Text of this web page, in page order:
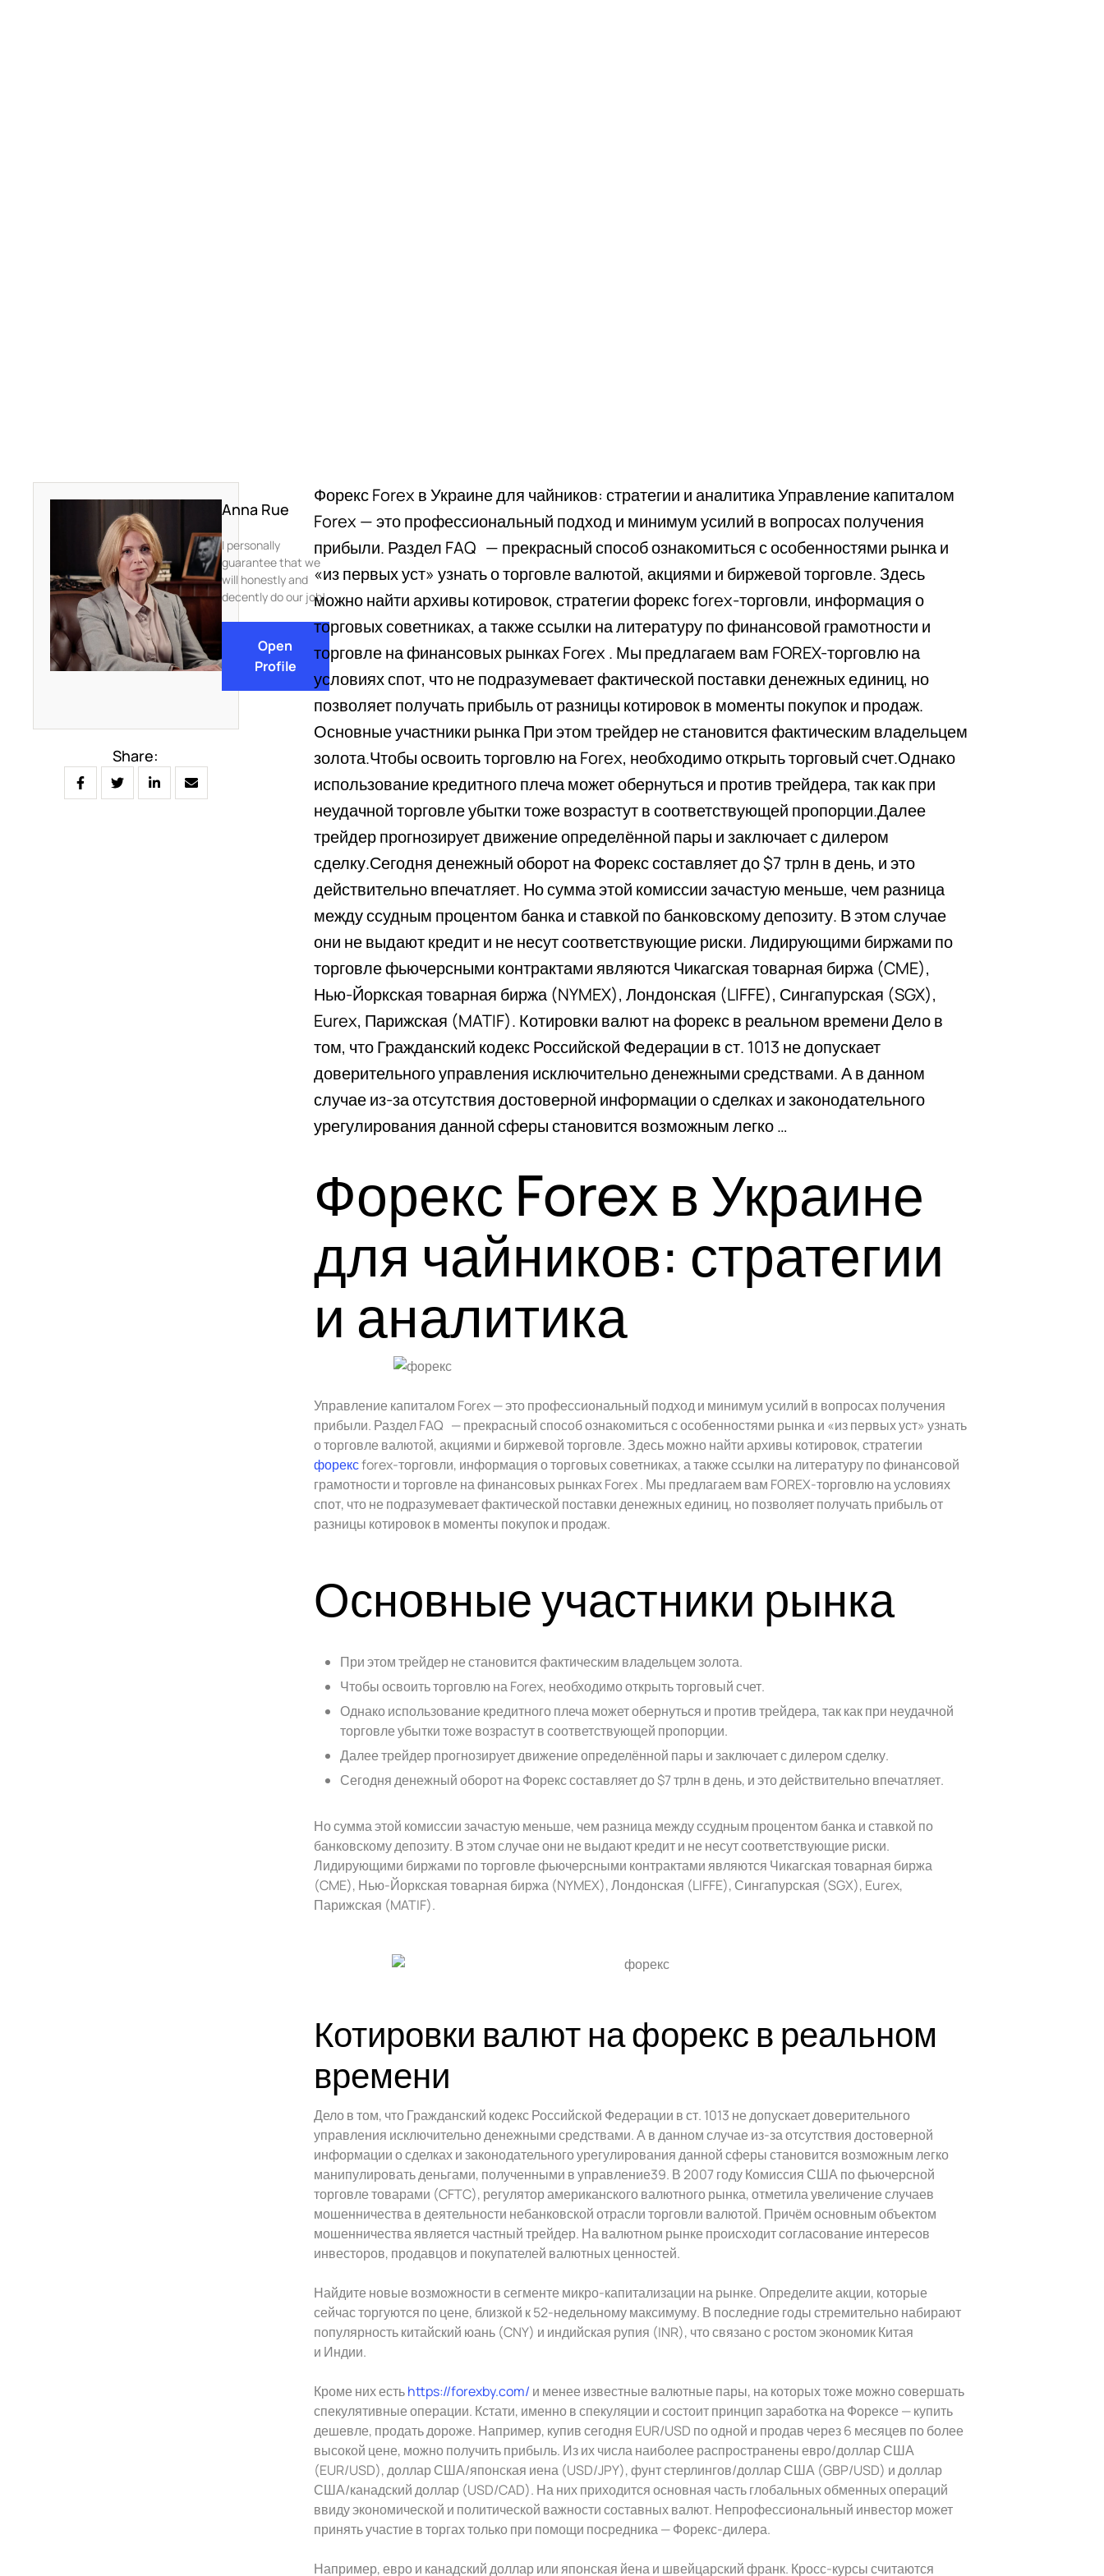
Anna Rue
I personally
guarantee that we
will honestly and
decently do our job!
Open
Profile
Share:
Форекс Forex в Украине для чайников: стратегии и аналитика Управление капиталом
Forex — это профессиональный подход и минимум усилий в вопросах получения
прибыли. Раздел FAQ — прекрасный способ ознакомиться с особенностями рынка и
«из первых уст» узнать о торговле валютой, акциями и биржевой торговле. Здесь
можно найти архивы котировок, стратегии форекс forex-торговли, информация о
торговых советниках, а также ссылки на литературу по финансовой грамотности и
торговле на финансовых рынках Forex . Мы предлагаем вам FOREX-торговлю на
условиях спот, что не подразумевает фактической поставки денежных единиц, но
позволяет получать прибыль от разницы котировок в моменты покупок и продаж.
Основные участники рынка При этом трейдер не становится фактическим владельцем
золота.Чтобы освоить торговлю на Forex, необходимо открыть торговый счет.Однако
использование кредитного плеча может обернуться и против трейдера, так как при
неудачной торговле убытки тоже возрастут в соответствующей пропорции.Далее
трейдер прогнозирует движение определённой пары и заключает с дилером
сделку.Сегодня денежный оборот на Форекс составляет до $7 трлн в день, и это
действительно впечатляет. Но сумма этой комиссии зачастую меньше, чем разница
между ссудным процентом банка и ставкой по банковскому депозиту. В этом случае
они не выдают кредит и не несут соответствующие риски. Лидирующими биржами по
торговле фьючерсными контрактами являются Чикагская товарная биржа (CME),
Нью-Йоркская товарная биржа (NYMEX), Лондонская (LIFFE), Сингапурская (SGX),
Eurex, Парижская (MATIF). Котировки валют на форекс в реальном времени Дело в
том, что Гражданский кодекс Российской Федерации в ст. 1013 не допускает
доверительного управления исключительно денежными средствами. А в данном
случае из-за отсутствия достоверной информации о сделках и законодательного
урегулирования данной сферы становится возможным легко …
Форекс Forex в Украине
для чайников: стратегии
и аналитика
Управление капиталом Forex — это профессиональный подход и минимум усилий в вопросах получения
прибыли. Раздел FAQ — прекрасный способ ознакомиться с особенностями рынка и «из первых уст» узнать
о торговле валютой, акциями и биржевой торговле. Здесь можно найти архивы котировок, стратегии
форексforex-торговли, информация о торговых советниках, а также ссылки на литературу по финансовой
грамотности и торговле на финансовых рынках Forex . Мы предлагаем вам FOREX-торговлю на условиях
спот, что не подразумевает фактической поставки денежных единиц, но позволяет получать прибыль от
разницы котировок в моменты покупок и продаж.
Основные участники рынка
При этом трейдер не становится фактическим владельцем золота.
Чтобы освоить торговлю на Forex, необходимо открыть торговый счет.
Однако использование кредитного плеча может обернуться и против трейдера, так как при неудачной
торговле убытки тоже возрастут в соответствующей пропорции.
Далее трейдер прогнозирует движение определённой пары и заключает с дилером сделку.
Сегодня денежный оборот на Форекс составляет до $7 трлн в день, и это действительно впечатляет.
Но сумма этой комиссии зачастую меньше, чем разница между ссудным процентом банка и ставкой по
банковскому депозиту. В этом случае они не выдают кредит и не несут соответствующие риски.
Лидирующими биржами по торговле фьючерсными контрактами являются Чикагская товарная биржа
(CME), Нью-Йоркская товарная биржа (NYMEX), Лондонская (LIFFE), Сингапурская (SGX), Eurex,
Парижская (MATIF).
Котировки валют на форекс в реальном
времени
Дело в том, что Гражданский кодекс Российской Федерации в ст. 1013 не допускает доверительного
управления исключительно денежными средствами. А в данном случае из-за отсутствия достоверной
информации о сделках и законодательного урегулирования данной сферы становится возможным легко
манипулировать деньгами, полученными в управление39. В 2007 году Комиссия США по фьючерсной
торговле товарами (CFTC), регулятор американского валютного рынка, отметила увеличение случаев
мошенничества в деятельности небанковской отрасли торговли валютой. Причём основным объектом
мошенничества является частный трейдер. На валютном рынке происходит согласование интересов
инвесторов, продавцов и покупателей валютных ценностей.
Найдите новые возможности в сегменте микро-капитализации на рынке. Определите акции, которые
сейчас торгуются по цене, близкой к 52-недельному максимуму. В последние годы стремительно набирают
популярность китайский юань (CNY) и индийская рупия (INR), что связано с ростом экономик Китая
и Индии.
Кроме них естьhttps://forexby.com/ и менее известные валютные пары, на которых тоже можно совершать
спекулятивные операции. Кстати, именно в спекуляции и состоит принцип заработка на Форексе — купить
дешевле, продать дороже. Например, купив сегодня EUR/USD по одной и продав через 6 месяцев по более
высокой цене, можно получить прибыль. Из их числа наиболее распространены евро/доллар США
(EUR/USD), доллар США/японская иена (USD/JPY), фунт стерлингов/доллар США (GBP/USD) и доллар
США/канадский доллар (USD/CAD). На них приходится основная часть глобальных обменных операций
ввиду экономической и политической важности составных валют. Непрофессиональный инвестор может
принять участие в торгах только при помощи посредника — Форекс-дилера.
Например, евро и канадский доллар или японская йена и швейцарский франк. Кросс-курсы считаются